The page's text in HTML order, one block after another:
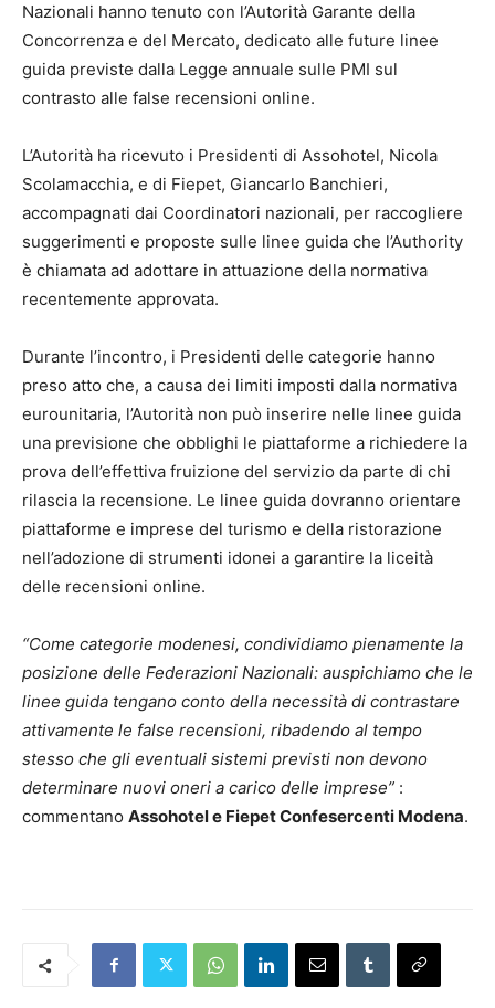
Nazionali hanno tenuto con l’Autorità Garante della
Concorrenza e del Mercato, dedicato alle future linee
guida previste dalla Legge annuale sulle PMI sul
contrasto alle false recensioni online.
L’Autorità ha ricevuto i Presidenti di Assohotel, Nicola
Scolamacchia, e di Fiepet, Giancarlo Banchieri,
accompagnati dai Coordinatori nazionali, per raccogliere
suggerimenti e proposte sulle linee guida che l’Authority
è chiamata ad adottare in attuazione della normativa
recentemente approvata.
Durante l’incontro, i Presidenti delle categorie hanno
preso atto che, a causa dei limiti imposti dalla normativa
eurounitaria, l’Autorità non può inserire nelle linee guida
una previsione che obblighi le piattaforme a richiedere la
prova dell’effettiva fruizione del servizio da parte di chi
rilascia la recensione. Le linee guida dovranno orientare
piattaforme e imprese del turismo e della ristorazione
nell’adozione di strumenti idonei a garantire la liceità
delle recensioni online.
“Come categorie modenesi, condividiamo pienamente la
posizione delle Federazioni Nazionali: auspichiamo che le
linee guida tengano conto della necessità di contrastare
attivamente le false recensioni, ribadendo al tempo
stesso che gli eventuali sistemi previsti non devono
determinare nuovi oneri a carico delle imprese” :
commentano Assohotel e Fiepet Confesercenti Modena.